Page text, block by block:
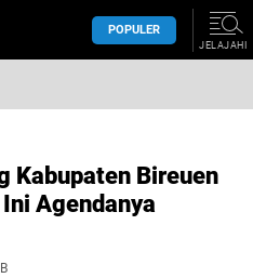
POPULER
JELAJAHI
Kabupaten Bireuen
Agendanya